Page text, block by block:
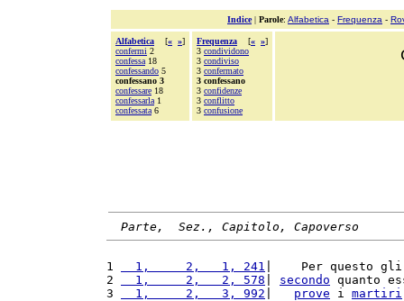
Indice| Parole: Alfabetica - Frequenza -
Alfabetica [« »]
confermi 2
confessa 18
confessando 5
confessano 3
confessare 18
confessarla 1
confessata 6
Frequenza [« »]
3 condividono
3 condiviso
3 confermato
3 confessano
3 confidenze
3 conflitto
3 confusione
Parte,  Sez., Capitolo, Capoverso
1
  1,     2,   1, 241
|    Per questo
2
  1,     2,   2, 578
secondo quanto
3
  1,     2,   3, 992
prove i martiri